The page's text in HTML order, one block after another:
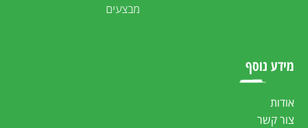
מבצעים
מידע נוסף
אודות
צור קשר